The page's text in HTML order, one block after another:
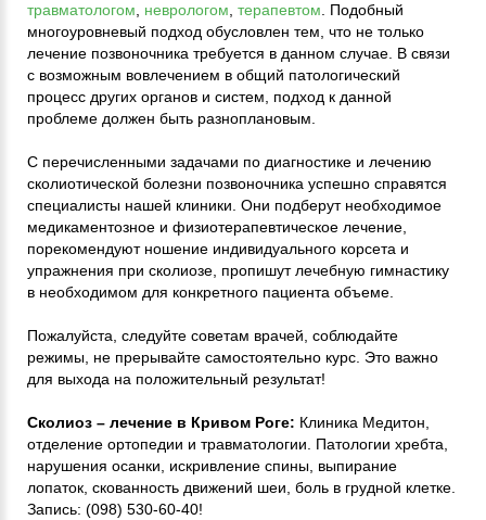
травматологом, неврологом, терапевтом. Подобный
многоуровневый подход обусловлен тем, что не только
лечение позвоночника требуется в данном случае. В связи
с возможным вовлечением в общий патологический
процесс других органов и систем, подход к данной
проблеме должен быть разноплановым.
С перечисленными задачами по диагностике и лечению
сколиотической болезни позвоночника успешно справятся
специалисты нашей клиники. Они подберут необходимое
медикаментозное и физиотерапевтическое лечение,
порекомендуют ношение индивидуального корсета и
упражнения при сколиозе, пропишут лечебную гимнастику
в необходимом для конкретного пациента объеме.
Пожалуйста, следуйте советам врачей, соблюдайте
режимы, не прерывайте самостоятельно курс. Это важно
для выхода на положительный результат!
Сколиоз – лечение в Кривом Роге: Клиника Медитон,
отделение ортопедии и травматологии. Патологии хребта,
нарушения осанки, искривление спины, выпирание
лопаток, скованность движений шеи, боль в грудной клетке.
Запись: (098) 530-60-40!